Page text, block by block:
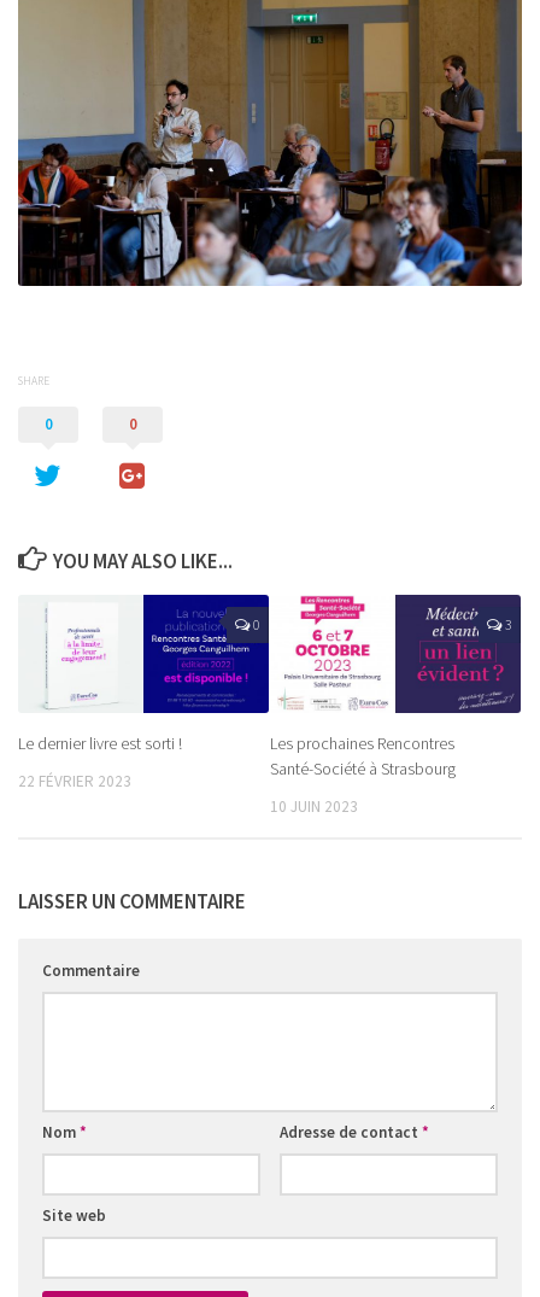
SHARE
0 0
YOU MAY ALSO LIKE...
0
Le dernier livre est sorti !
22 FÉVRIER 2023
3
Les prochaines Rencontres
Santé-Société à Strasbourg
10 JUIN 2023
LAISSER UN COMMENTAIRE
Commentaire
Nom* Adresse de contact *
Site web